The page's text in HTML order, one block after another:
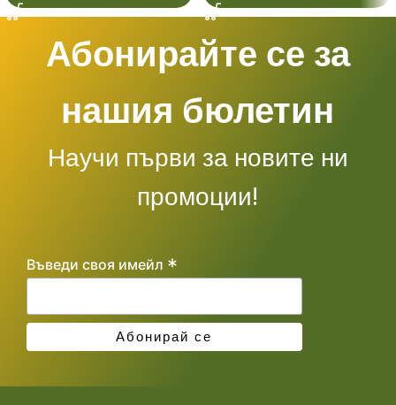
Абонирайте се за
нашия бюлетин
Научи първи за новите ни
промоции!
Въведи своя имейл *